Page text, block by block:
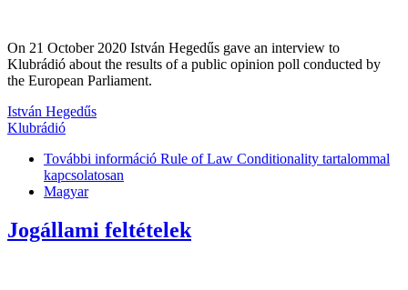
On 21 October 2020 István Hegedűs gave an interview to
Klubrádió about the results of a public opinion poll conducted by
the European Parliament.
István Hegedűs
Klubrádió
További információ Rule of Law Conditionality tartalommal
kapcsolatosan
Magyar
Jogállami feltételek